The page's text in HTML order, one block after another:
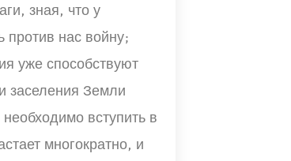
зная, что у
против нас войну;
уже способствуют
заселения Земли
вступить в
многократно, и